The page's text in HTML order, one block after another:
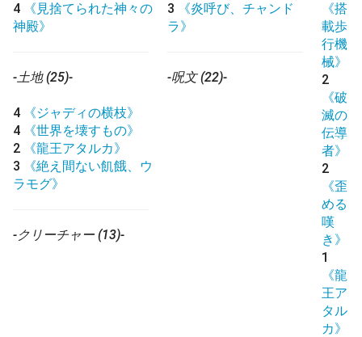
4
《見捨てられた神々の
神殿》
-土地 (25)-
4
《ジャディの横枝》
4
《世界を壊すもの》
2
《龍王アタルカ》
3
《絶え間ない飢餓、ウ
ラモグ》
-クリーチャー (13)-
3
《炎呼び、チャンド
ラ》
-呪文 (22)-
《搭
載歩
行機
械》
2
《破
滅の
伝導
者》
2
《歪
める
嘆
き》
1
《龍
王ア
タル
カ》